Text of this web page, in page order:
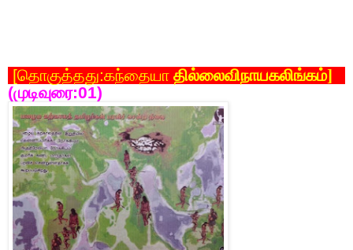
[தொகுத்தது:கந்தையா தில்லைவிநாயகலிங்கம்]
(முடிவுரை:01)